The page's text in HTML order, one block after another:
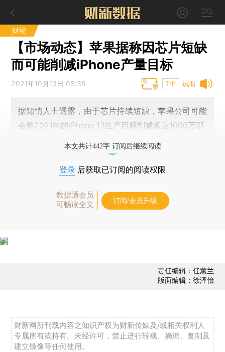
财经
【市场动态】苹果据称因芯片短缺
而可能削减iPhone产量目标
试听
2021年10月13日 08:35 T中
据知情人士透露，由于芯片持续短缺，苹果公司可能
会将2021年的iPhone 13生产目标削减多达1000万部
本文共计442字 订阅后继续阅读
登录 后获取已订阅的阅读权限
数据通会员
可畅读全文
订阅/会员升级
责任编辑：任蕙兰
版面编辑：徐泽怡
财新网所刊载内容之知识产权为财新传媒及/或相关权利人
专属所有或持有。未经许可，禁止进行转载、摘编、复制及
建立镜像等任何使用。